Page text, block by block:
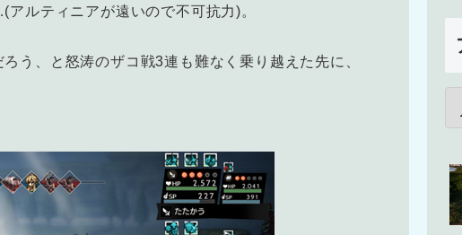
ルティニアが遠いので不可抗力)。
う、と怒涛のザコ戦3連も難なく乗り越えた先に、